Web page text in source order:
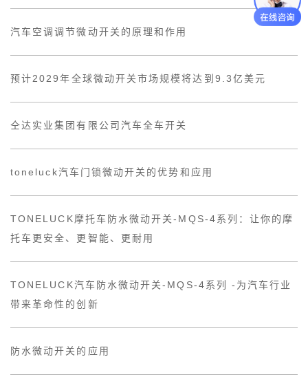
汽车空调调节微动开关的原理和作用
预计2029年全球微动开关市场规模将达到9.3亿美元
仝达实业集团有限公司汽车全车开关
toneluck汽车门锁微动开关的优势和应用
TONELUCK摩托车防水微动开关-MQS-4系列：让你的摩
托车更安全、更智能、更耐用
TONELUCK汽车防水微动开关-MQS-4系列 -为汽车行业
带来革命性的创新
防水微动开关的应用